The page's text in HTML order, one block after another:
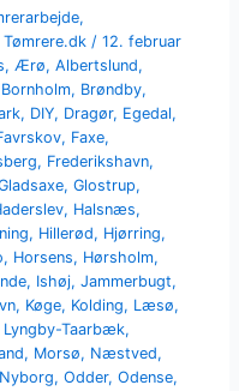
,
Tømrere.dk /12. februar
, Ærø,Albertslund,
Bornholm, Brøndby,
, DIY, Dragør, Egedal,
, Faxe,
, Frederikshavn,
,Glostrup,
, Halsnæs,
, Hillerød, Hjørring,
, Horsens, Hørsholm,
, Ishøj,Jammerbugt,
, Køge, Kolding, Læsø,
Lyngby-Taarbæk,
, Morsø, Næstved,
Nyborg,Odder,Odense,